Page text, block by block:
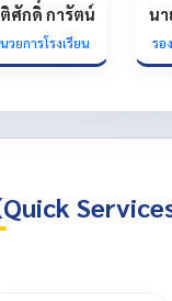
ศักดิ์ การัตน์
วยการโรงเรียน
นา
รอ